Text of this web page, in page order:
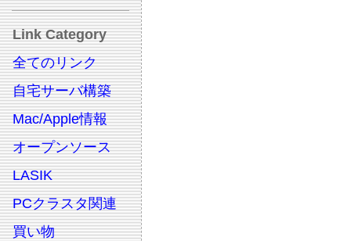
Link Category
全てのリンク
自宅サーバ構築
Mac/Apple情報
オープンソース
LASIK
PCクラスタ関連
買い物